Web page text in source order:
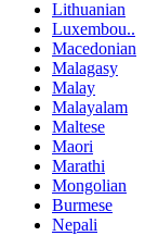
Lithuanian
Luxembou..
Macedonian
Malagasy
Malay
Malayalam
Maltese
Maori
Marathi
Mongolian
Burmese
Nepali